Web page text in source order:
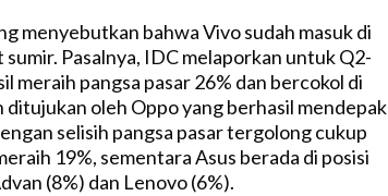
menyebutkan bahwa Vivo sudah masuk di
sumir. Pasalnya, IDC melaporkan untuk Q2-
meraih pangsa pasar 26% dan bercokol di
oleh Oppo yang berhasil mendepak
selisih pangsa pasar tergolong cukup
19%, sementara Asus berada di posisi
(8%) dan Lenovo (6%).